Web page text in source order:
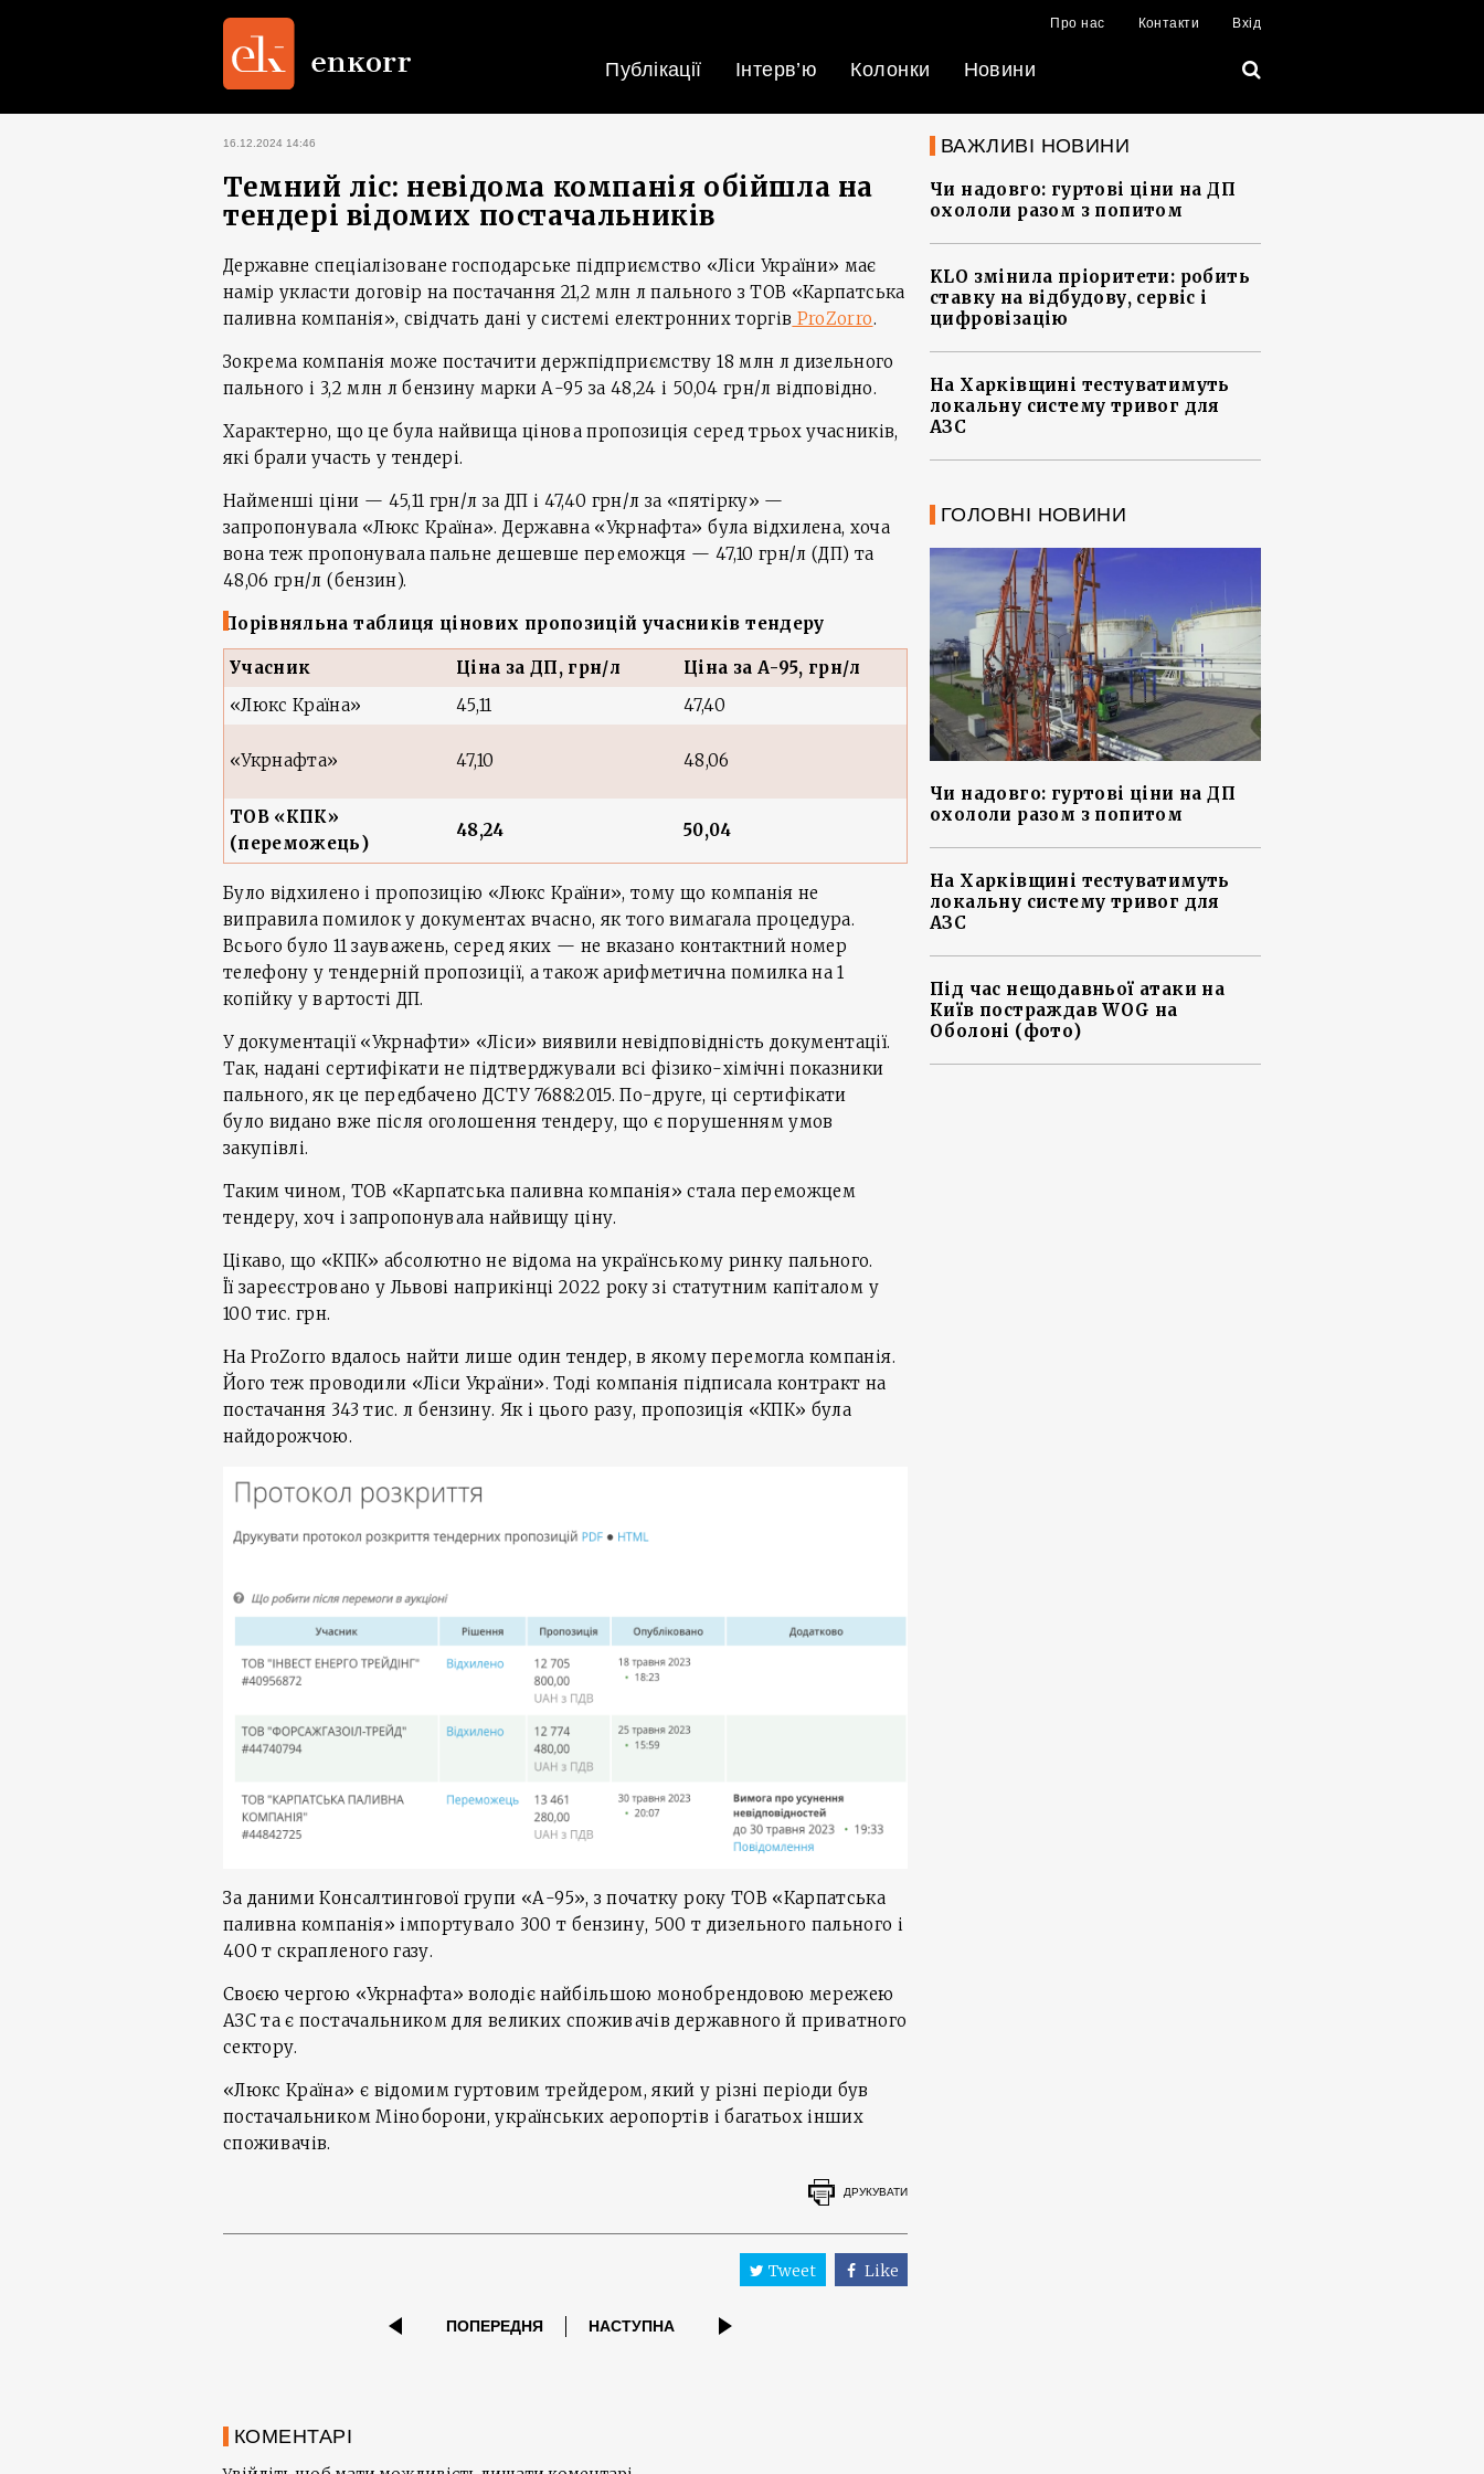
Про нас Контакти Вхід
Публікації Інтерв’ю Колонки Новини
16.12.2024 14:46
Темний ліс: невідома компанія обійшла на
тендері відомих постачальників
Державне спеціалізоване господарське підприємство «Ліси України» має
намір укласти договір на постачання 21,2 млн л пального з ТОВ «Карпатська
паливна компанія», свідчать дані у системі електронних торгів ProZorro.
Зокрема компанія може постачити держпідприємству 18 млн л дизельного
пального і 3,2 млн л бензину марки А-95 за 48,24 і 50,04 грн/л відповідно.
Характерно, що це була найвища цінова пропозиція серед трьох учасників,
які брали участь у тендері.
Найменші ціни — 45,11 грн/л за ДП і 47,40 грн/л за «пятірку» —
запропонувала «Люкс Країна». Державна «Укрнафта» була відхилена, хоча
вона теж пропонувала пальне дешевше переможця — 47,10 грн/л (ДП) та
48,06 грн/л (бензин).
Порівняльна таблиця цінових пропозицій учасників тендеру
Учасник Ціна за ДП, грн/л Ціна за А-95, грн/л
«Люкс Країна»
45,11 47,40
«Укрнафта» 47,10 48,06
ТОВ «КПК»
(переможець)
48,24 50,04
Було відхилено і пропозицію «Люкс Країни», тому що компанія не
виправила помилок у документах вчасно, як того вимагала процедура.
Всього було 11 зауважень, серед яких — не вказано контактний номер
телефону у тендерній пропозиції, а також арифметична помилка на 1
копійку у вартості ДП.
У документації «Укрнафти» «Ліси» виявили невідповідність документації.
Так, надані сертифікати не підтверджували всі фізико-хімічні показники
пального, як це передбачено ДСТУ 7688:2015. По-друге, ці сертифікати
було видано вже після оголошення тендеру, що є порушенням умов
закупівлі.
Таким чином, ТОВ «Карпатська паливна компанія» стала переможцем
тендеру, хоч і запропонувала найвищу ціну.
Цікаво, що «КПК» абсолютно не відома на українському ринку пального.
Її зареєстровано у Львові наприкінці 2022 року зі статутним капіталом у
100 тис. грн.
На ProZorro вдалось найти лише один тендер, в якому перемогла компанія.
Його теж проводили «Ліси України». Тоді компанія підписала контракт на
постачання 343 тис. л бензину. Як і цього разу, пропозиція «КПК» була
найдорожчою.
За даними Консалтингової групи «А-95», з початку року ТОВ «Карпатська
паливна компанія» імпортувало 300 т бензину, 500 т дизельного пального і
400 т скрапленого газу.
Своєю чергою «Укрнафта» володіє найбільшою монобрендовою мережею
АЗС та є постачальником для великих споживачів державного й приватного
сектору.
«Люкс Країна» є відомим гуртовим трейдером, який у різні періоди був
постачальником Міноборони, українських аеропортів і багатьох інших
споживачів.
ДРУКУВАТИ
Tweet Like
ПОПЕРЕДНЯ НАСТУПНА
КОМЕНТАРІ
ВАЖЛИВІ НОВИНИ
Чи надовго: гуртові ціни на ДП
охололи разом з попитом
KLO змінила пріоритети: робить
ставку на відбудову, сервіс і
цифровізацію
На Харківщині тестуватимуть
локальну систему тривог для
АЗС
ГОЛОВНІ НОВИНИ
Чи надовго: гуртові ціни на ДП
охололи разом з попитом
На Харківщині тестуватимуть
локальну систему тривог для
АЗС
Під час нещодавньої атаки на
Київ постраждав WOG на
Оболоні (фото)